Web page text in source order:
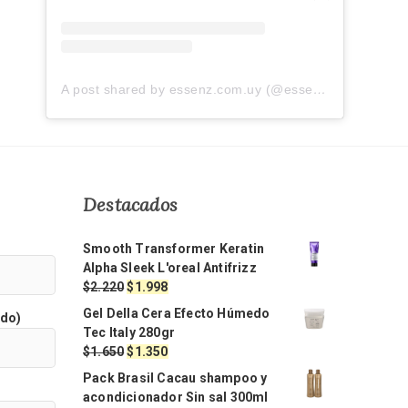
A post shared by essenz.com.uy (@essenz.com.uy)
Destacados
Smooth Transformer Keratin
Alpha Sleek L'oreal Antifrizz
$2.220El
precio
original
era:
$2.220.
$1.998El
precio
es:
$1.998.
Gel Della Cera Efecto Húmedo
Tec Italy 280gr
$1.650El
precio
original
$1.350El
actual
Pack Brasil Cacau shampoo y
acondicionador Sin sal 300ml